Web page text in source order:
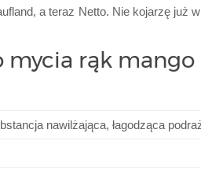
a teraz Netto. Nie kojarzę już
mycia rąk
nawilżająca, łagodząca